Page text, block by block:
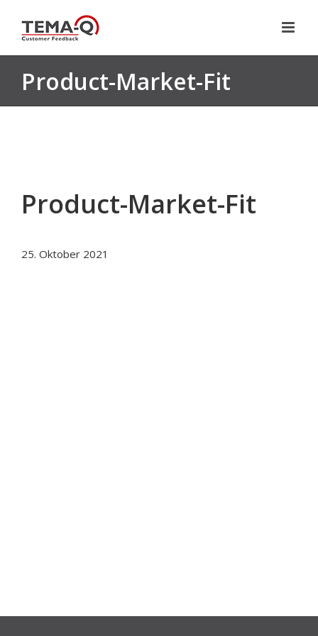
Inhalt
springen
Product-Market-Fit
Product-Market-Fit
25. Oktober 2021